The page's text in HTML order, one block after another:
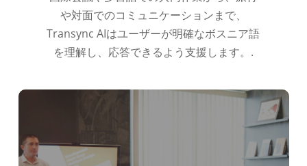
や対面でのコミュニケーションまで、
Transync AIはユーザーが明確なボスニア語
を理解し、応答できるよう支援します。.